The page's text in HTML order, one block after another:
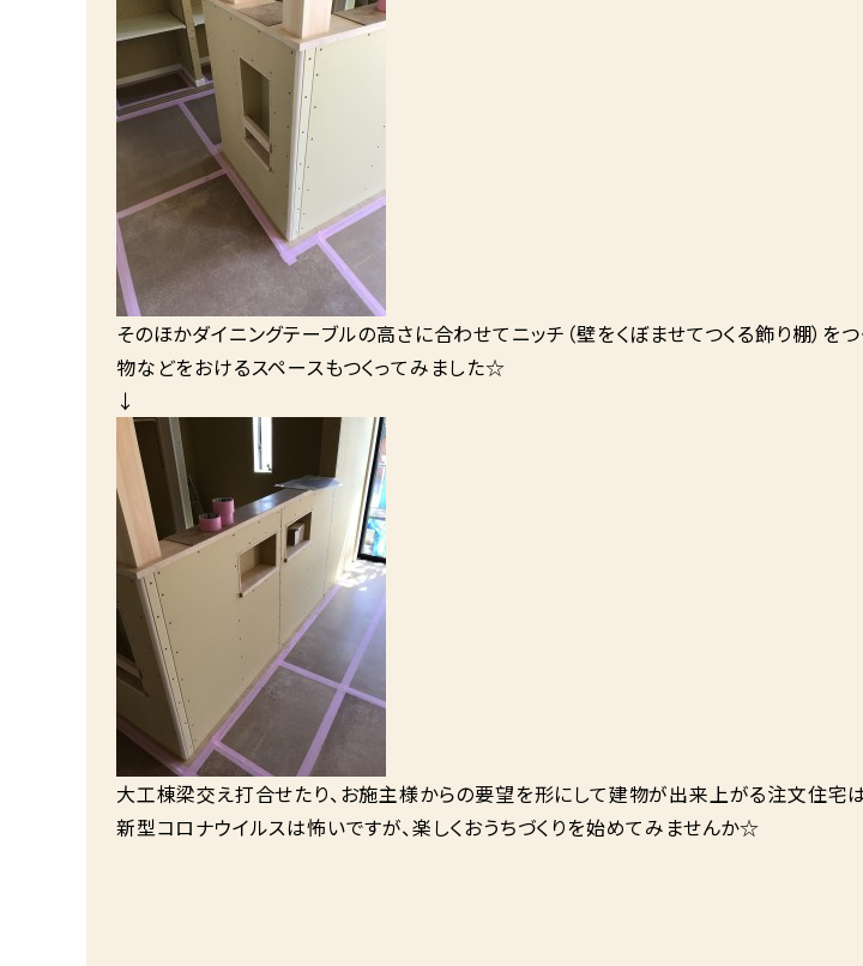
そのほかダイニングテーブルの高さに合わせてニッチ（壁をくぼませてつくる飾り棚）を
物などをおけるスペースもつくってみました☆
↓
大工棟梁交え打合せたり、お施主様からの要望を形にして建物が出来上がる注文住宅
新型コロナウイルスは怖いですが、楽しくおうちづくりを始めてみませんか☆